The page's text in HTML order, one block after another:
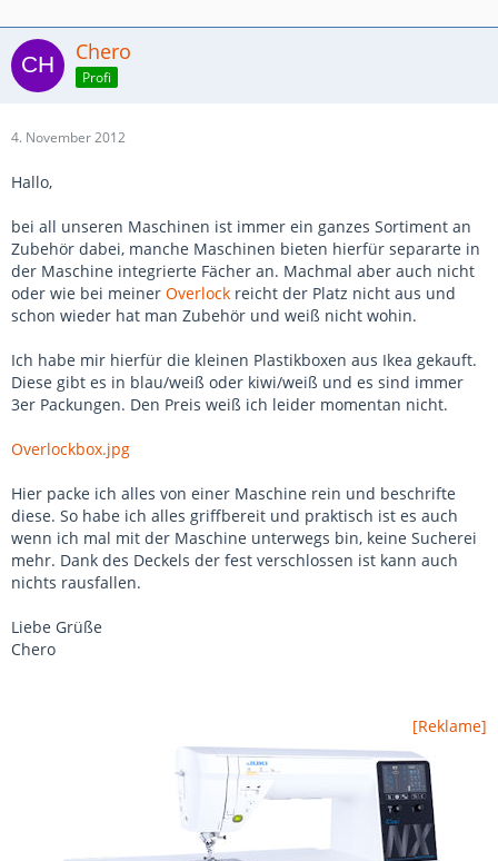
Chero
Profi
4. November 2012
Hallo,
bei all unseren Maschinen ist immer ein ganzes Sortiment an
Zubehör dabei, manche Maschinen bieten hierfür separarte in
der Maschine integrierte Fächer an. Machmal aber auch nicht
oder wie bei meiner Overlock reicht der Platz nicht aus und
schon wieder hat man Zubehör und weiß nicht wohin.
Ich habe mir hierfür die kleinen Plastikboxen aus Ikea gekauft.
Diese gibt es in blau/weiß oder kiwi/weiß und es sind immer
3er Packungen. Den Preis weiß ich leider momentan nicht.
Overlockbox.jpg
Hier packe ich alles von einer Maschine rein und beschrifte
diese. So habe ich alles griffbereit und praktisch ist es auch
wenn ich mal mit der Maschine unterwegs bin, keine Sucherei
mehr. Dank des Deckels der fest verschlossen ist kann auch
nichts rausfallen.
Liebe Grüße
Chero
[Reklame]